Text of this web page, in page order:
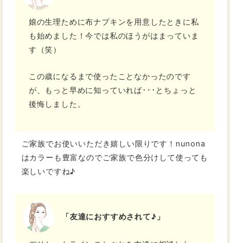
娘の生理ために布ナプキンを用意したときに私
も始めました！今では私のほうがはまっていま
す（笑）
この歳になるまで使ったことなかったのです
が、もっと早めに知っていれば･･･とちょっと
後悔しました。
ご家族でお使いいただき嬉しい限りです！nunona
はカラーも豊富なのでご家族で色分けして使っても
楽しいですね♪
「友達におすすめされて♪」